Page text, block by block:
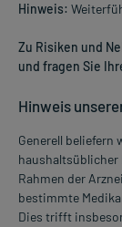
Hinweis:
Zu Risiken und
und fragen Sie
Hinweis
Generell beliefern
haushaltsüblicher
Rahmen der
bestimmte
Dies trifft